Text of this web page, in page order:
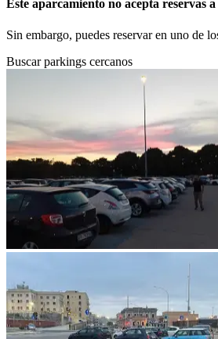
Este aparcamiento no acepta reservas
Sin embargo, puedes reservar en uno de
Buscar parkings cercanos